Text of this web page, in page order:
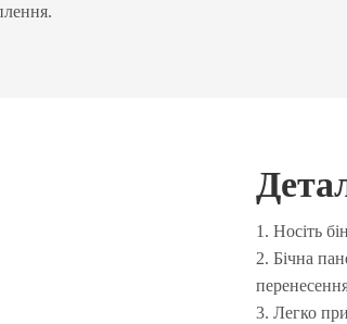
1. Носіть
2. Бічна
3. Легко